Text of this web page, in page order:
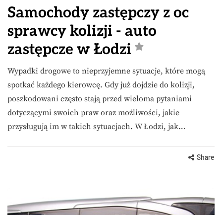
Samochody zastępczy z oc
sprawcy kolizji - auto
zastępcze w Łodzi
Wypadki drogowe to nieprzyjemne sytuacje, które mogą
spotkać każdego kierowcę. Gdy już dojdzie do kolizji,
poszkodowani często stają przed wieloma pytaniami
dotyczącymi swoich praw oraz możliwości, jakie
przysługują im w takich sytuacjach. W Łodzi, jak…
Share